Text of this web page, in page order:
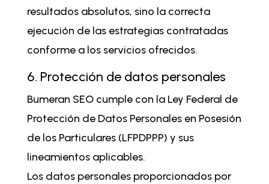
resultados absolutos, sino la correcta
ejecución de las estrategias contratadas
conforme a los servicios ofrecidos.
6. Protección de datos personales
Bumeran SEO cumple con la Ley Federal de
Protección de Datos Personales en Posesión
de los Particulares (LFPDPPP) y sus
lineamientos aplicables.
Los datos personales proporcionados por